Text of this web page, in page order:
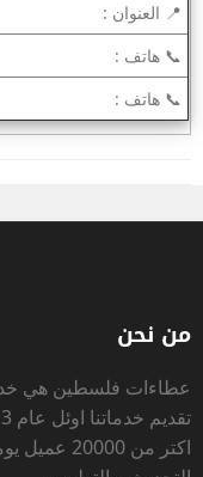
📍 العنوان :
📞 هاتف :
📞 هاتف :
من نحن
عطاءات فلسطينهي
اكتر من